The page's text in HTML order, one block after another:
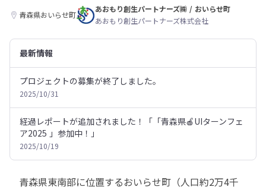
青森県おいらせ町
あおもり創生パートナーズ㈱ / おいらせ町
あおもり創生パートナーズ株式会社
最新情報
プロジェクトの募集が終了しました。
2025/10/31
経過レポートが追加されました！「「青森県🍎UIターンフェ
ア2025 」参加中！」
2025/10/19
青森県東南部に位置するおいらせ町（人口約2万4千